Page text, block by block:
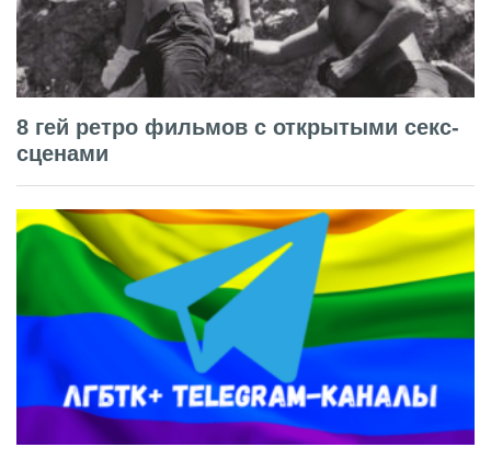
8 гей ретро фильмов с открытыми секс-
сценами